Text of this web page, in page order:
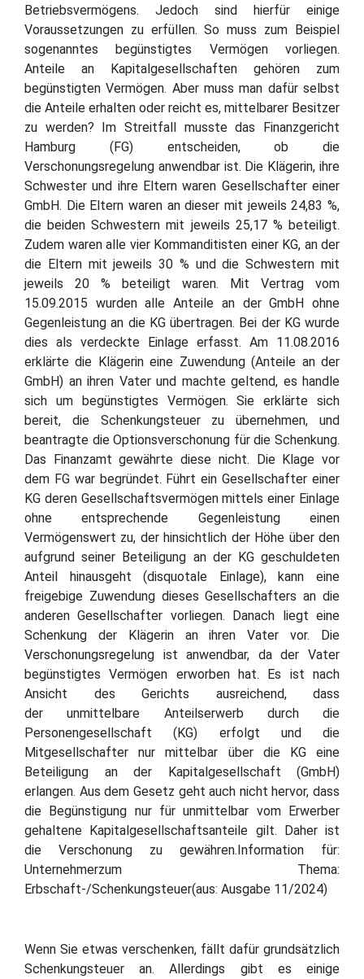
Betriebsvermögens. Jedoch sind hierfür einige
Voraussetzungen zu erfüllen. So muss zum Beispiel
sogenanntes begünstigtes Vermögen vorliegen.
Anteile an Kapitalgesellschaften gehören zum
begünstigten Vermögen. Aber muss man dafür selbst
die Anteile erhalten oder reicht es, mittelbarer Besitzer
zu werden? Im Streitfall musste das Finanzgericht
Hamburg (FG) entscheiden, ob die
Verschonungsregelung anwendbar ist. Die Klägerin, ihre
Schwester und ihre Eltern waren Gesellschafter einer
GmbH. Die Eltern waren an dieser mit jeweils 24,83 %,
die beiden Schwestern mit jeweils 25,17 % beteiligt.
Zudem waren alle vier Kommanditisten einer KG, an der
die Eltern mit jeweils 30 % und die Schwestern mit
jeweils 20 % beteiligt waren. Mit Vertrag vom
15.09.2015 wurden alle Anteile an der GmbH ohne
Gegenleistung an die KG übertragen. Bei der KG wurde
dies als verdeckte Einlage erfasst. Am 11.08.2016
erklärte die Klägerin eine Zuwendung (Anteile an der
GmbH) an ihren Vater und machte geltend, es handle
sich um begünstigtes Vermögen. Sie erklärte sich
bereit, die Schenkungsteuer zu übernehmen, und
beantragte die Optionsverschonung für die Schenkung.
Das Finanzamt gewährte diese nicht. Die Klage vor
dem FG war begründet. Führt ein Gesellschafter einer
KG deren Gesellschaftsvermögen mittels einer Einlage
ohne entsprechende Gegenleistung einen
Vermögenswert zu, der hinsichtlich der Höhe über den
aufgrund seiner Beteiligung an der KG geschuldeten
Anteil hinausgeht (disquotale Einlage), kann eine
freigebige Zuwendung dieses Gesellschafters an die
anderen Gesellschafter vorliegen. Danach liegt eine
Schenkung der Klägerin an ihren Vater vor. Die
Verschonungsregelung ist anwendbar, da der Vater
begünstigtes Vermögen erworben hat. Es ist nach
Ansicht des Gerichts ausreichend, dass
der unmittelbare Anteilserwerb durch die
Personengesellschaft (KG) erfolgt und die
Mitgesellschafter nur mittelbar über die KG eine
Beteiligung an der Kapitalgesellschaft (GmbH)
erlangen. Aus dem Gesetz geht auch nicht hervor, dass
die Begünstigung nur für unmittelbar vom Erwerber
gehaltene Kapitalgesellschaftsanteile gilt. Daher ist
die Verschonung zu gewähren.Information für:
Unternehmerzum Thema:
Erbschaft-/Schenkungsteuer(aus: Ausgabe 11/2024)
Wenn Sie etwas verschenken, fällt dafür grundsätzlich
Schenkungsteuer an. Allerdings gibt es einige